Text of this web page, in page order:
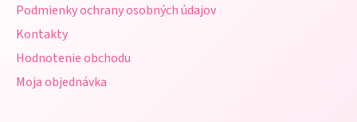
Podmienky ochrany osobných údajov
Kontakty
Hodnotenie obchodu
Moja objednávka